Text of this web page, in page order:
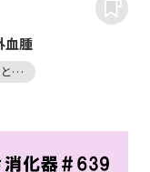
血腫
と…